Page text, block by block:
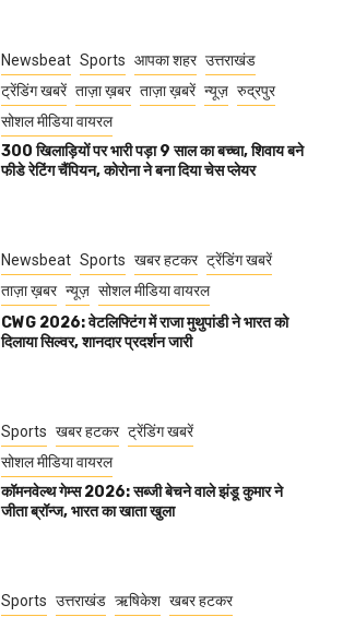
Newsbeat Sports आपका शहर उत्तराखंड
ट्रेंडिंग खबरें ताज़ा ख़बर ताज़ा ख़बरें न्यूज़ रुद्रपुर
सोशल मीडिया वायरल
300 खिलाड़ियों पर भारी पड़ा 9 साल का बच्चा, शिवाय बने
फीडे रेटिंग चैंपियन, कोरोना ने बना दिया चेस प्लेयर
Newsbeat Sports खबर हटकर ट्रेंडिंग खबरें
ताज़ा ख़बर न्यूज़ सोशल मीडिया वायरल
CWG 2026: वेटलिफ्टिंग में राजा मुथुपांडी ने भारत को
दिलाया सिल्वर, शानदार प्रदर्शन जारी
Sports खबर हटकर ट्रेंडिंग खबरें
सोशल मीडिया वायरल
कॉमनवेल्थ गेम्स 2026: सब्जी बेचने वाले झंडू कुमार ने
जीता ब्रॉन्ज, भारत का खाता खुला
Sports उत्तराखंड ऋषिकेश खबर हटकर